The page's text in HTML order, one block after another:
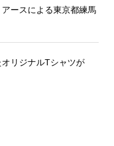
ースによる東京都練馬
リジナルTシャツが